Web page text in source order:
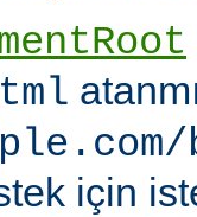
için